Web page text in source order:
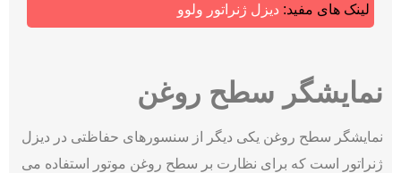
لینک های مفید: دیزل ژنراتور ولوو
نمایشگر سطح روغن
نمایشگر سطح روغن یکی دیگر از سنسورهای حفاظتی در دیزل
ژنراتور است که برای نظارت بر سطح روغن موتور استفاده می